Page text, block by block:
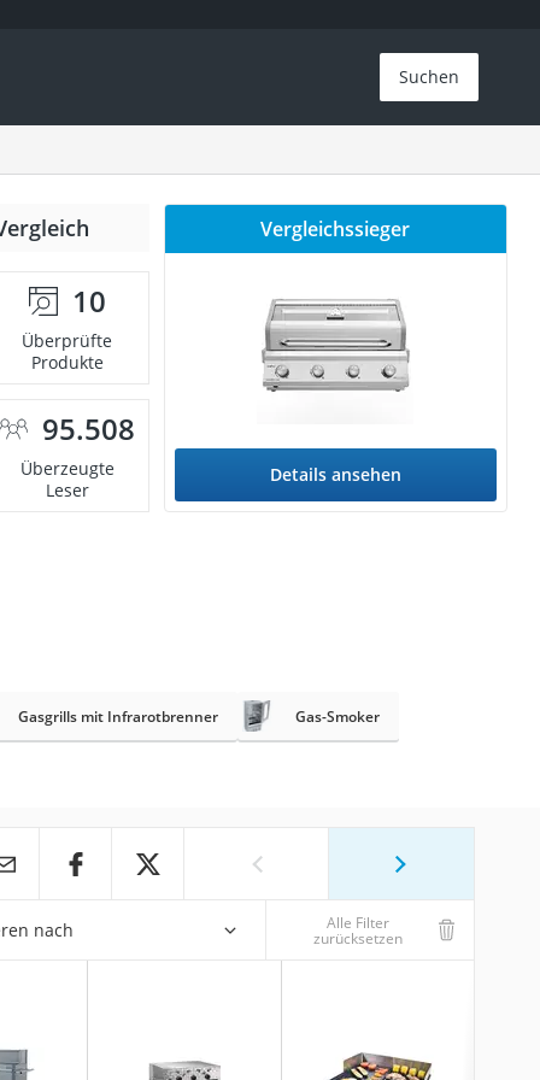
Suchen
10
Überprüfte
Produkte
95.508
Überzeugte
Leser
Vergleichssieger
Details ansehen
Gasgrills mit Infrarotbrenner Gas-Smoker
nach Alle Filter
zurücksetzen